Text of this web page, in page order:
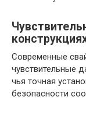
Современные
чувствительные
чья точная
безопасности